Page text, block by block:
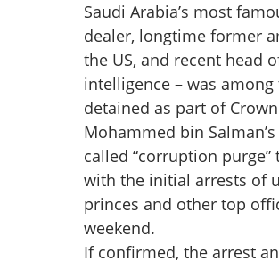
Saudi Arabia’s most
dealer, longtime former
the US, and recent head
intelligence – was among
detained as part of
Mohammed bin Salman’s
called “corruption purge”
with the initial arrests of
princes and other top
weekend.
If confirmed, the arrest